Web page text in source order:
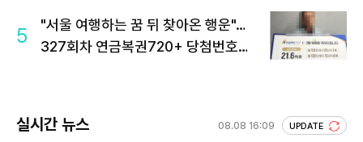
5
"서울 여행하는 꿈 뒤 찾아온 행운"…
327회차 연금복권720+ 당첨번호조
실시간 뉴스 08.08 16:09 UPDATE